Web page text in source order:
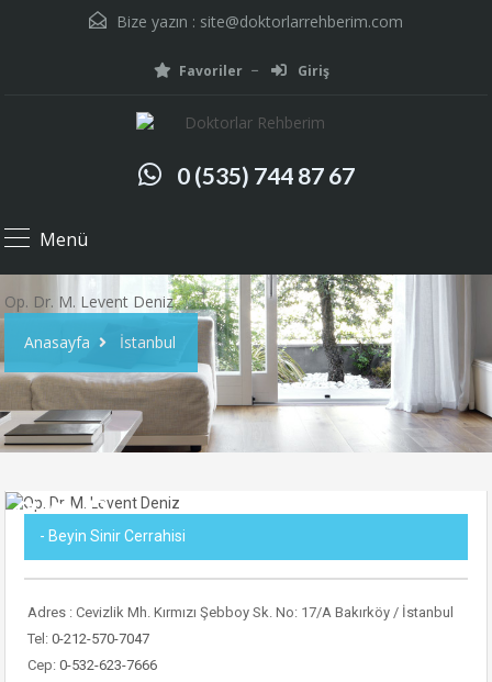
Bize yazın : site@doktorlarrehberim.com
Favoriler Giriş
0 (535) 744 87 67
Menü
Op. Dr. M. Levent Deniz
Anasayfa
İstanbul
- Beyin Sinir Cerrahisi
Adres : Cevizlik Mh. Kırmızı Şebboy Sk. No: 17/A Bakırköy / İstanbul
Tel: 0-212-570-7047
Cep: 0-532-623-7666